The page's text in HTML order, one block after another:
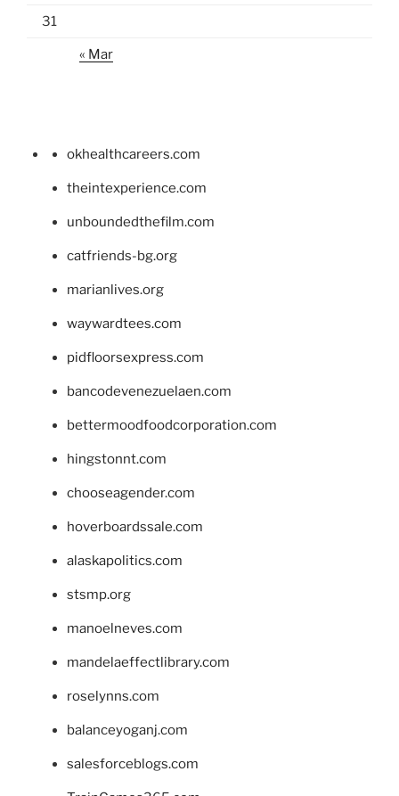
31
« Mar
okhealthcareers.com
theintexperience.com
unboundedthefilm.com
catfriends-bg.org
marianlives.org
waywardtees.com
pidfloorsexpress.com
bancodevenezuelaen.com
bettermoodfoodcorporation.com
hingstonnt.com
chooseagender.com
hoverboardssale.com
alaskapolitics.com
stsmp.org
manoelneves.com
mandelaeffectlibrary.com
roselynns.com
balanceyoganj.com
salesforceblogs.com